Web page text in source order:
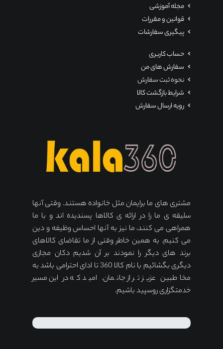
مجله آموزشی
قوانین و مقررات
پیگیری سفارشات
حساب کاربری
سفارش های من
نحوه ثبت سفارش
شرایط بازگشت کالا
رویه ارسال سفارش
مشتری های ما برایمان مثل خانواده هستند. وقتی آنها
سلیقه ی ما را در ارائه ی کالاها پسندیده اند و با ما
همراهی می کنند، ما نیز به آنها احساس وظیفه و دین
می کنیم. به همین خاطر وقتی از ما تقاضای کالاهای
برند های دیگر را نمودند بر آن شدیم دکان مجازی
دیگری بگشائیم با نام کالا 360 تا ادای احترامی باشد به
مخاطبین عزیز تر از جانمان. امید که در این مسیر
خدمتگزاری روسپید باشیم.